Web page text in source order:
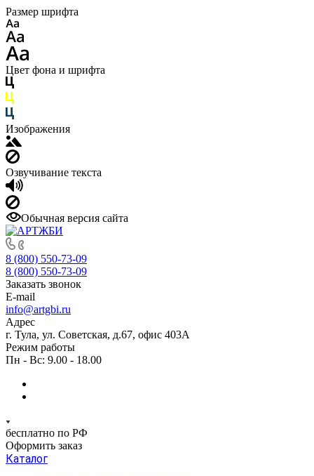
Размер шрифта
Цвет фона и шрифта
Изображения
Озвучивание текста
Обычная версия сайта
8 (800) 550-73-09
8 (800) 550-73-09
Заказать звонок
E-mail
info@artgbi.ru
Адрес
г. Тула, ул. Советская, д.67, офис 403А
Режим работы
Пн - Вс: 9.00 - 18.00
бесплатно по РФ
Оформить заказ
Каталог